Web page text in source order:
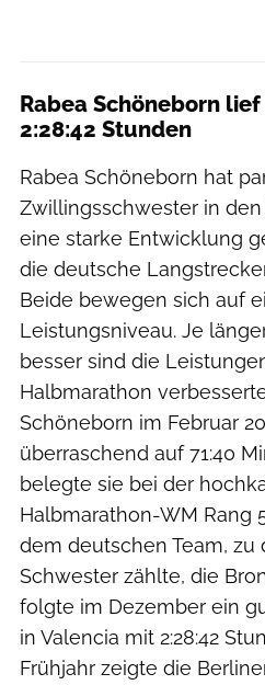
Rabea Schöneborn
2:28:42 Stunden
Rabea Schöneborn hat
Zwillingsschwester in
eine starke Entwicklung
die deutsche
Beide bewegen sich auf
Leistungsniveau. Je
besser sind die
Halbmarathon
Schöneborn im Februar
überraschend auf 71:40
belegte sie bei der
Halbmarathon-WM Rang
dem deutschen Team, zu
Schwester zählte, die
folgte im Dezember ein
in Valencia mit 2:28:42
Frühjahr zeigte die